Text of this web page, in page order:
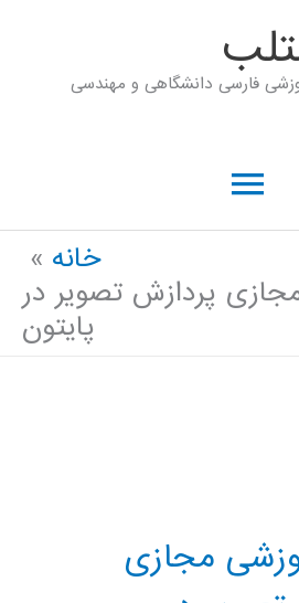
فارسی دانشگاهی و مهندسی
فهرست
خانه
پردازش تصویر در
پایتون
مجازی